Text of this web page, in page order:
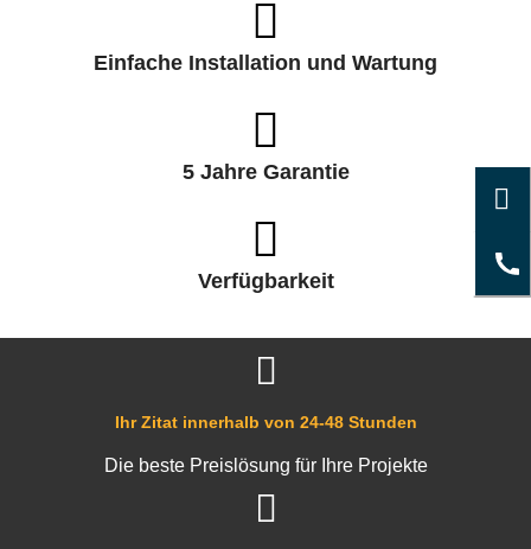
Einfache Installation und Wartung
5 Jahre Garantie
Verfügbarkeit
Ihr Zitat innerhalb von 24-48 Stunden
Die beste Preislösung für Ihre Projekte